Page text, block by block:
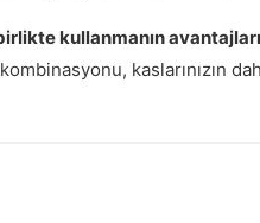
kullanmanın
kaslarınızın